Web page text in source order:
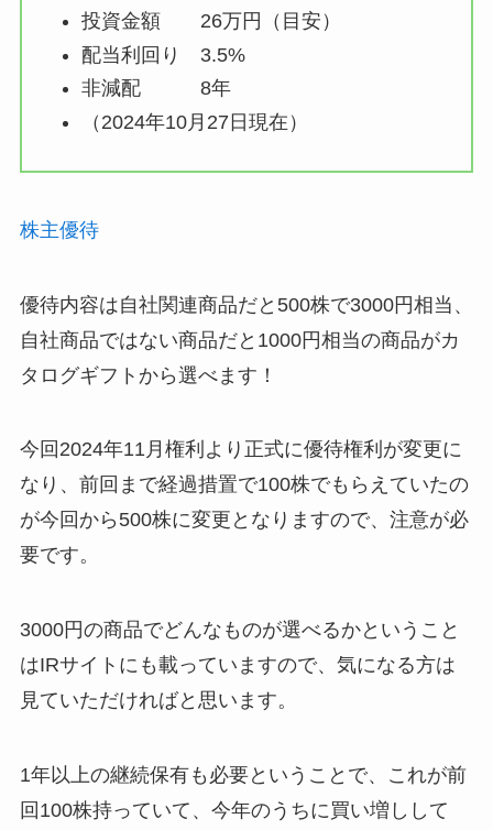
投資金額 26万円（目安）
配当利回り 3.5%
非減配 8年
（2024年10月27日現在）
株主優待
優待内容は自社関連商品だと500株で3000円相当、
自社商品ではない商品だと1000円相当の商品がカ
タログギフトから選べます！
今回2024年11月権利より正式に優待権利が変更に
なり、前回まで経過措置で100株でもらえていたの
が今回から500株に変更となりますので、注意が必
要です。
3000円の商品でどんなものが選べるかということ
はIRサイトにも載っていますので、気になる方は
見ていただければと思います。
1年以上の継続保有も必要ということで、これが前
回100株持っていて、今年のうちに買い増しして